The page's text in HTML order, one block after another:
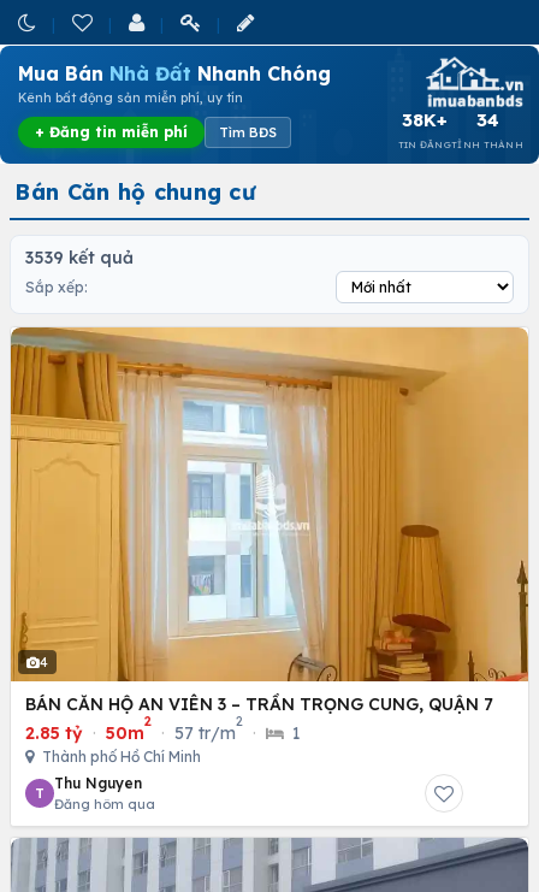
Mua Bán Nhà Đất Nhanh Chóng
Kênh bất động sản miễn phí, uy tín
+ Đăng tin miễn phí Tìm BĐS
38K+
TIN ĐĂNG
34
TỈNH THÀNH
Bán Căn hộ chung cư
3539 kết quả
Sắp xếp:
4
BÁN CĂN HỘ AN VIÊN 3 – TRẦN TRỌNG CUNG, QUẬN 7
2.85 tỷ · 50m
2
· 57 tr/m
2
· 1
Thành phố Hồ Chí Minh
T
Thu Nguyen
Đăng hôm qua